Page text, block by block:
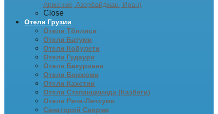
Армения, Азербайджан, Иран)
Close
Отели Грузии
Отели Тбилиси
Отели Батуми
Отели Кобулети
Отели Гудаури
Отели Бакуриани
Отели Боржоми
Отели Кахетии
Отели Степанцминда (Казбеги)
Отели Рача-Лечхуми
Санаторий Саирме